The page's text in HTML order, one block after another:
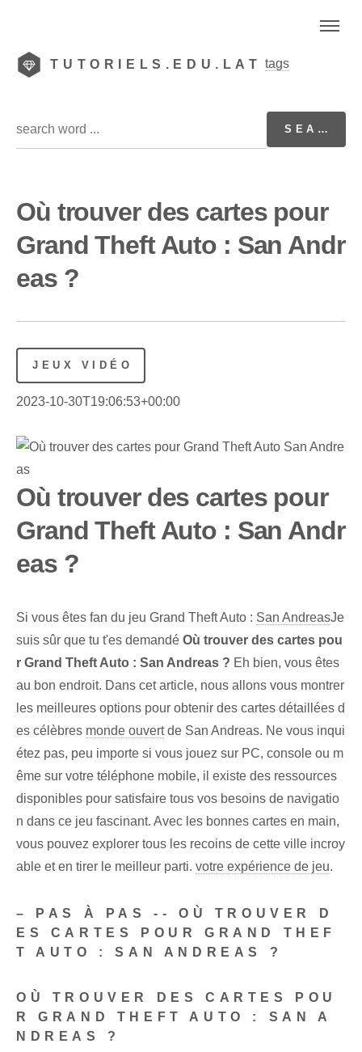
TUTORIELS.EDU.LAT tags
Où trouver des cartes pour
Grand Theft Auto : San Andr
eas ?
JEUX VIDÉO
2023-10-30T19:06:53+00:00
Où trouver des cartes pour
Grand Theft Auto : San Andr
eas ?
Si vous êtes fan du jeu Grand Theft Auto : San AndreasJe
suis sûr que tu t'es demandé Où trouver des cartes pou
r Grand Theft ⁤Auto : San Andreas ? Eh bien, vous êtes
au bon endroit. Dans cet article, nous allons vous montrer
les meilleures options pour obtenir des cartes détaillées d
es célèbres monde ouvertde San Andreas. Ne vous inqui
étez pas, peu importe si vous jouez sur PC, console ou m
ême sur votre téléphone mobile, il existe des ressources
disponibles pour satisfaire tous vos besoins de navigatio
n dans ce jeu fascinant. Avec les bonnes cartes en main,
vous pouvez explorer tous les recoins de cette ville incroy
able et en tirer le meilleur parti. votre expérience de jeu.
– PAS À PAS -- OÙ TROUVER D
ES CARTES POUR GRAND THEF
T AUTO : SAN ANDREAS ?
OÙ TROUVER DES CARTES POU
R GRAND THEFT AUTO : SAN A
NDREAS ?